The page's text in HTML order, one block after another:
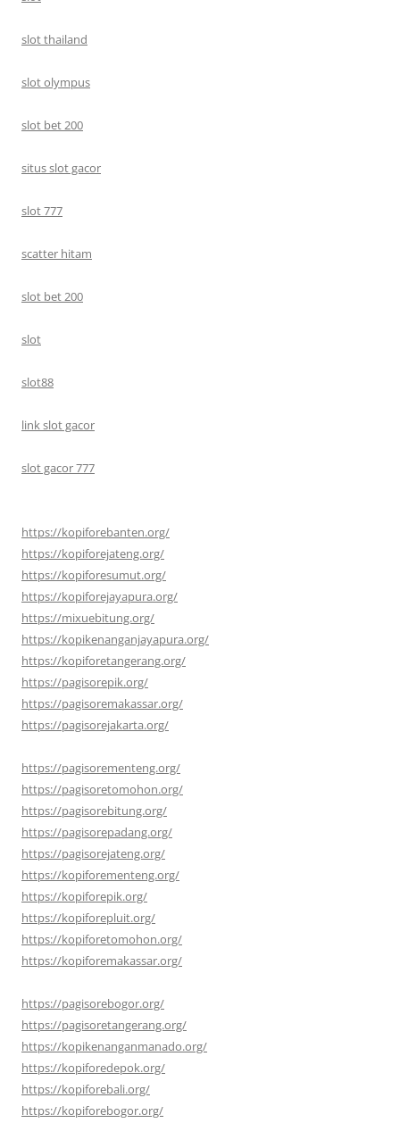
slot thailand
slot olympus
slot bet 200
situs slot gacor
slot 777
scatter hitam
slot bet 200
slot
slot88
link slot gacor
slot gacor 777
https://kopiforebanten.org/
https://kopiforejateng.org/
https://kopiforesumut.org/
https://kopiforejayapura.org/
https://mixuebitung.org/
https://kopikenanganjayapura.org/
https://kopiforetangerang.org/
https://pagisorepik.org/
https://pagisoremakassar.org/
https://pagisorejakarta.org/
https://pagisorementeng.org/
https://pagisoretomohon.org/
https://pagisorebitung.org/
https://pagisorepadang.org/
https://pagisorejateng.org/
https://kopiforementeng.org/
https://kopiforepik.org/
https://kopiforepluit.org/
https://kopiforetomohon.org/
https://kopiforemakassar.org/
https://pagisorebogor.org/
https://pagisoretangerang.org/
https://kopikenanganmanado.org/
https://kopiforedepok.org/
https://kopiforebali.org/
https://kopiforebogor.org/